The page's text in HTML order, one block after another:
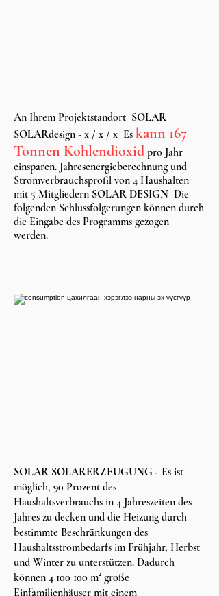
An Ihrem Projektstandort SOLAR
SOLARdesign - x / x / x Es kann 167
Tonnen Kohlendioxid pro Jahr
einsparen. Jahresenergieberechnung und
Stromverbrauchsprofil von 4 Haushalten
mit 5 Mitgliedern SOLAR DESIGN Die
folgenden Schlussfolgerungen können durch
die Eingabe des Programms gezogen
werden.
SOLAR SOLARERZEUGUNG - Es ist
möglich, 90 Prozent des
Haushaltsverbrauchs in 4 Jahreszeiten des
Jahres zu decken und die Heizung durch
bestimmte Beschränkungen des
Haushaltsstrombedarfs im Frühjahr, Herbst
und Winter zu unterstützen. Dadurch
können 4 100 100 m² große
Einfamilienhäuser mit einem